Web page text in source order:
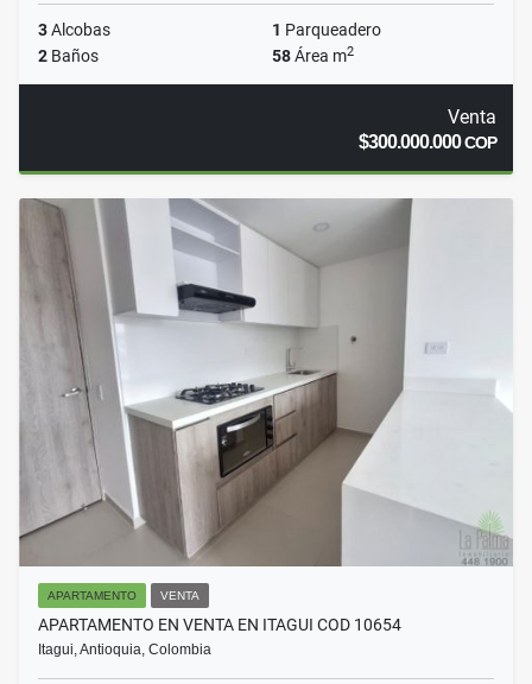
3Alcobas 1 Parqueadero
2 Baños 58Área m2
Venta
$300.000.000COP
APARTAMENTO VENTA
APARTAMENTO EN VENTA EN ITAGUI COD 10654
Itagui, Antioquia, Colombia